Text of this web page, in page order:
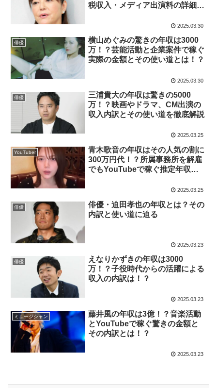
税収入・メディア出演料の詳細を
2025.03.30
俳優
横山めぐみの驚きの年収は3000
万！？芸能活動と企業案件で稼ぐ
実際の金額とその使い道とは！？
2025.03.30
俳優
三浦貴大の年収は驚きの5000
万！？映画やドラマ、CM出演の
収入内訳とその使い道を徹底解説
2025.03.25
YouTuber
青木歌音の年収はその人気の割に
300万円代！？所属事務所を解雇
でもYouTubeで稼ぐ推定年収と
2025.03.25
俳優
俳優・迫田孝也の年収とは？その
内訳と使い道に迫る
2025.03.23
俳優
えなりかずきの年収は3000
万！？子役時代からの活躍による
収入の内訳は！？
2025.03.23
ミュージシャン
藤井風の年収は3億！？音楽活動
とYouTubeで稼ぐ驚きの金額と
その内訳とは！？
2025.03.23